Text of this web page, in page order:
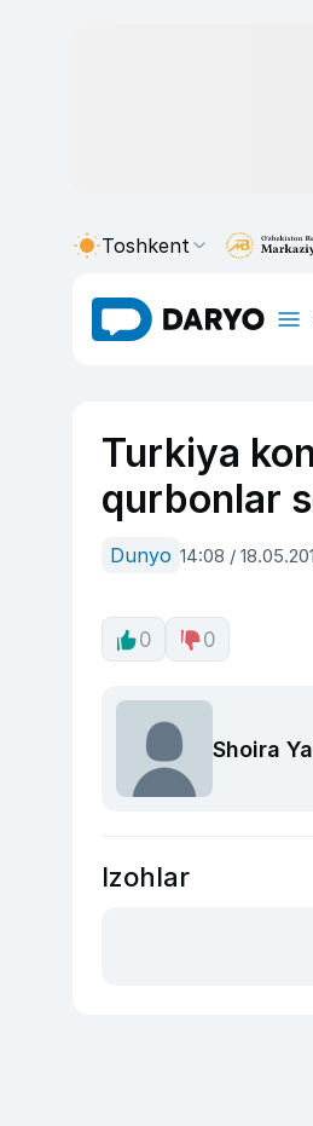
Toshkent
Turkiya
qurbonlar
Dunyo 14:08 /
0 0
Shoira
Izohlar